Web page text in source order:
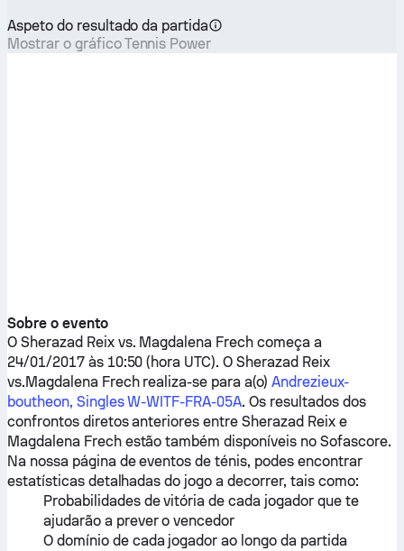
Aspeto do resultado da partida
Mostrar o gráfico Tennis Power
Sobre o evento
O Sherazad Reixvs. Magdalena Frech começa a
24/01/2017 às 10:50 (hora UTC). OSherazad Reix
vs.Magdalena Frechrealiza-se para a(o) Andrezieux-
boutheon, Singles W-WITF-FRA-05A. Os resultados dos
confrontos diretos anteriores entre Sherazad Reixe
Magdalena Frechestão também disponíveis no Sofascore.
Na nossa página de eventos de ténis, podes encontrar
estatísticas detalhadas do jogo a decorrer, tais como:
Probabilidades de vitória de cada jogador que te
ajudarão a prever o vencedor
O domínio de cada jogador ao longo da partida